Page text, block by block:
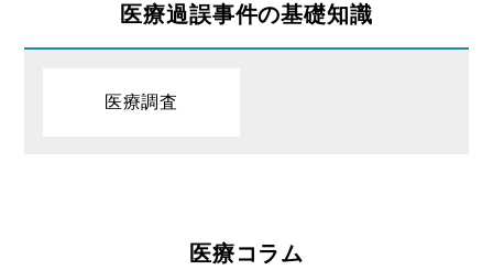
医療過誤事件の基礎知識
医療調査
医療コラム